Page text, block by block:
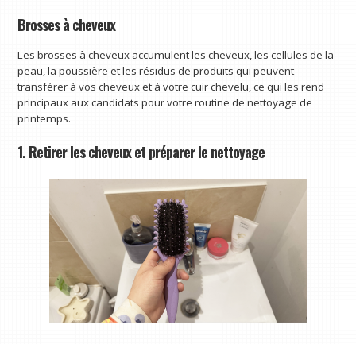
Brosses à cheveux
Les brosses à cheveux accumulent les cheveux, les cellules de la
peau, la poussière et les résidus de produits qui peuvent
transférer à vos cheveux et à votre cuir chevelu, ce qui les rend
principaux aux candidats pour votre routine de nettoyage de
printemps.
1. Retirer les cheveux et préparer le nettoyage